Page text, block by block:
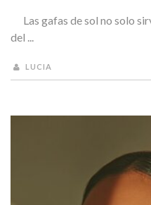
Las gafas de sol no solo
del ...
LUCIA